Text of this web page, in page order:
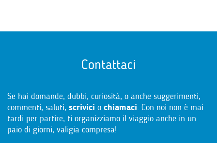
Contattaci
Se hai domande, dubbi, curiosità, o anche suggerimenti,
commenti, saluti, scrivici o chiamaci. Con noi non è mai
tardi per partire, ti organizziamo il viaggio anche in un
paio di giorni, valigia compresa!